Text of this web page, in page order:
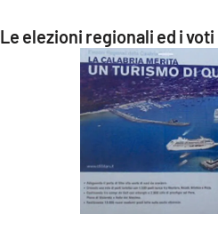
Le elezioni regionali ed i